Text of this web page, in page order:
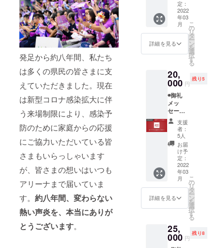
発足から約八年間、私たち
は多くの県民の皆さまに支
えていただきました。現在
は新型コロナ感染拡大に伴
う来場制限により、感染予
防のために家庭からの応援
にご協力いただいている皆
さまもいらっしゃいます
が、皆さまの想いはいつも
アリーナまで届いていま
す。 約八年間、変わらない
熱い声炎を、本当にありが
とうございます。
◉福島
ファイ
ヤーボ
ンズ公
式HPに
名前掲
載 ※支
援時に
にご希
望のお
名前を
ご記入
くださ
い
◉BOND
S UP ス
テッ
カー ◉ふ
くしま
逢瀬ワ
イナ
リー ×
福島
ファイ
ヤーボ
ン (VIN
DE
OLLAG
定：
2022
年03
月
詳細を見る
こ
の
リ
タ
ー
ン
を
選
択
す
る
20,
000 円
残り5
◉御礼
メッ
セージ
動画
(メール
にて動
画デー
タ送付)
◉福島
ファイ
ヤーボ
ンズ公
式HPに
名前掲
載 ※支
援時に
にご希
望のお
名前を
支援
者：
5人
お届
け予
定：
2022
年03
月
詳細を見る
こ
の
リ
タ
ー
ン
を
選
択
す
る
25,
000 円
残り8